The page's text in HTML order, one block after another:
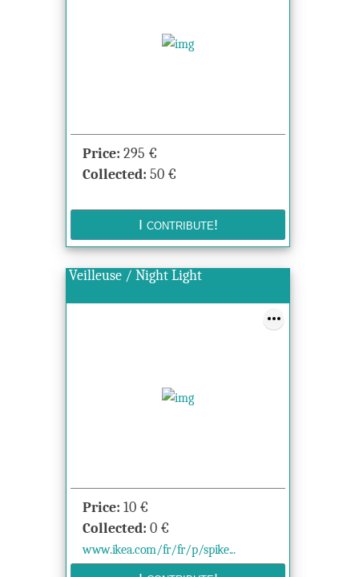
Price: 295 €
Collected: 50 €
Veilleuse / Night Light
Price: 10 €
Collected: 0 €
www.ikea.com/fr/fr/p/spike...